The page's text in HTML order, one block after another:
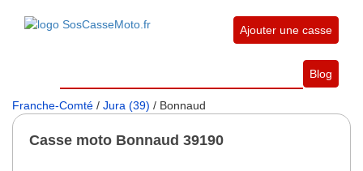
Ajouter une casse
Blog
Franche-Comté / Jura (39) / Bonnaud
Casse moto Bonnaud 39190